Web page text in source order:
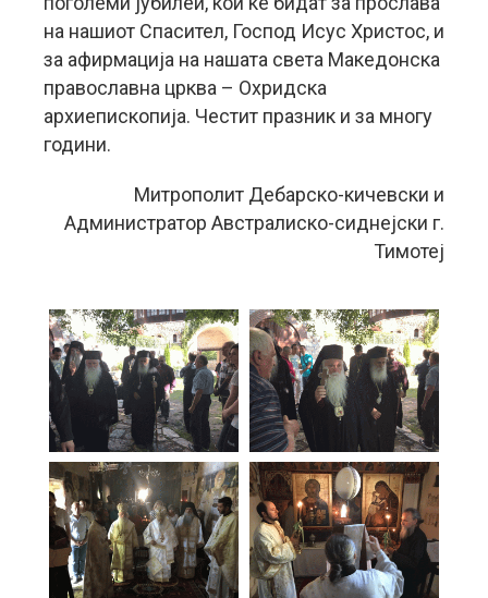
на нашиот Спасител, Господ Исус Христос, и
за афирмација на нашата света Македонска
православна црква – Охридска
архиепископија. Честит празник и за многу
години.
Митрополит Дебарско-кичевски и
Администратор Австралиско-сиднејски г.
Тимотеј